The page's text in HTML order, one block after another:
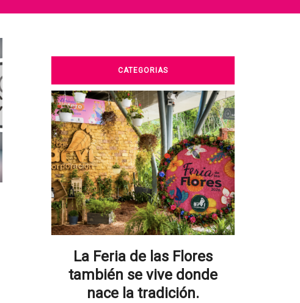
CATEGORIAS
en
La Feria de las Flores
también se vive donde
nace la tradición.